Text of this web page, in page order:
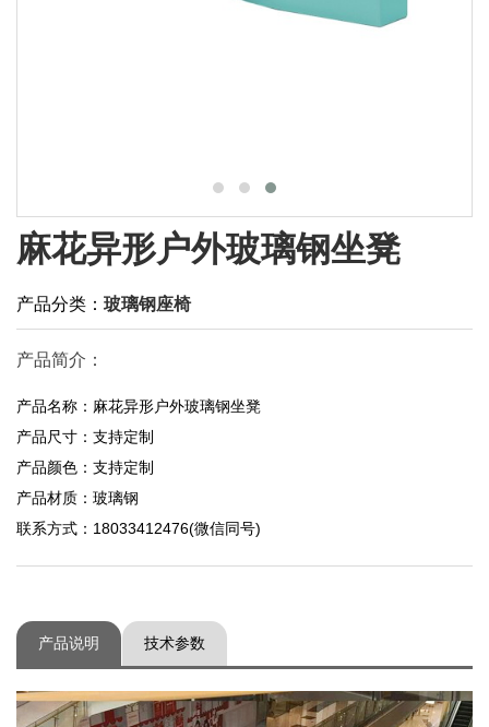
麻花异形户外玻璃钢坐凳
产品分类： 玻璃钢座椅
产品简介：
产品名称：麻花异形户外玻璃钢坐凳
产品尺寸：支持定制
产品颜色：支持定制
产品材质：玻璃钢
联系方式：18033412476(微信同号)
产品说明 技术参数